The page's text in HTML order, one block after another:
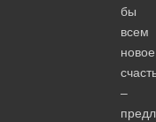
бы
всем
новое
–